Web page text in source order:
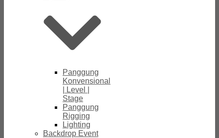
Panggung
Konvensional
| Level |
Stage
Panggung
Rigging
Lighting
Backdrop Event